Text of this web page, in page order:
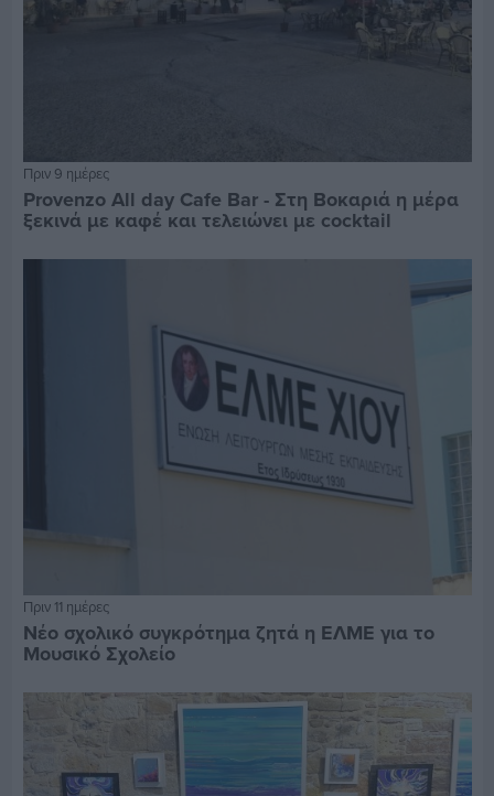
Πριν 9 ημέρες
Provenzo All day Cafe Bar - Στη Βοκαριά η μέρα
ξεκινά με καφέ και τελειώνει με cocktail
Πριν 11 ημέρες
Νέο σχολικό συγκρότημα ζητά η ΕΛΜΕ για το
Μουσικό Σχολείο